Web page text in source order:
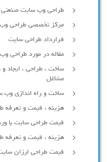
طراحی وب سایت صنعتی
مرکز تخصصی طراحی
قرارداد طراحی سایت
مقاله در مورد طراحی
ساخت ، طراحی ، ایجاد
مشاغل
ساخت و راه اندازی وب
هزینه ، قیمت و تعرفه
قیمت طراحی سایت با
هزینه ، قیمت و تعرفه
قیمت طراحی ارزان